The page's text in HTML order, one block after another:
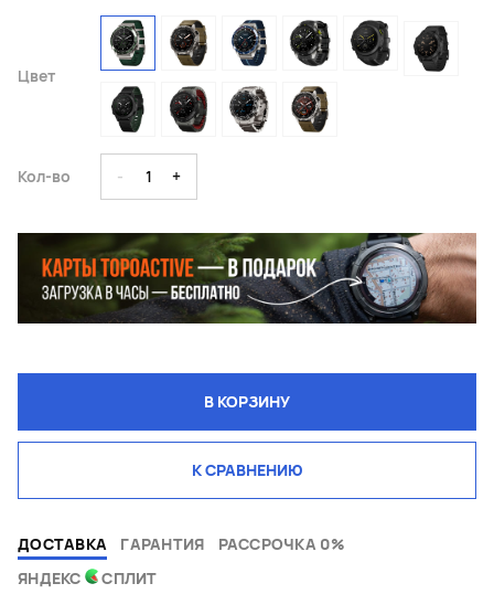
Цвет
Кол-во - 1 +
В КОРЗИНУ
К СРАВНЕНИЮ
ДОСТАВКА ГАРАНТИЯ
РАССРОЧКА 0%
ЯНДЕКС
СПЛИТ